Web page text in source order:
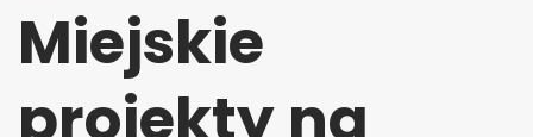
Miejskie
projekty na